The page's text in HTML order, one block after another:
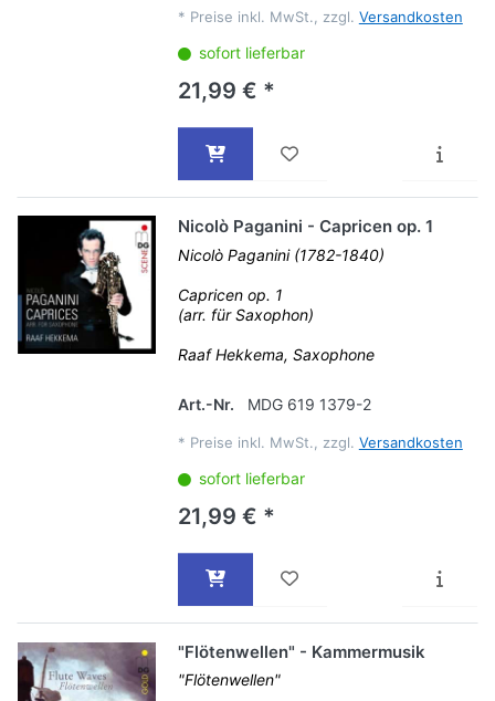
* Preise inkl. MwSt., zzgl. Versandkosten
sofort lieferbar
21,99 € *
Nicolò Paganini - Capricen op. 1
Nicolò Paganini (1782-1840)
Capricen op. 1
(arr. für Saxophon)
Raaf Hekkema, Saxophone
Art.-Nr. MDG 619 1379-2
* Preise inkl. MwSt., zzgl. Versandkosten
sofort lieferbar
21,99 € *
"Flötenwellen" - Kammermusik
"Flötenwellen"